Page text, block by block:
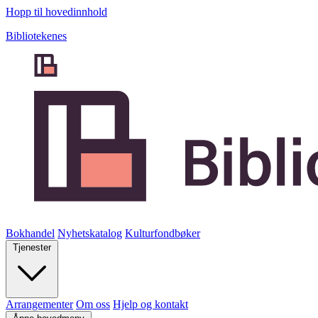
Hopp til hovedinnhold
Bibliotekenes
Bokhandel Nyhetskatalog Kulturfondbøker
Tjenester
Arrangementer Om oss Hjelp og kontakt